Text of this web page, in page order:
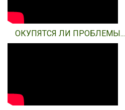
ОКУПЯТСЯ ЛИ ПРОБЛЕМЫ...